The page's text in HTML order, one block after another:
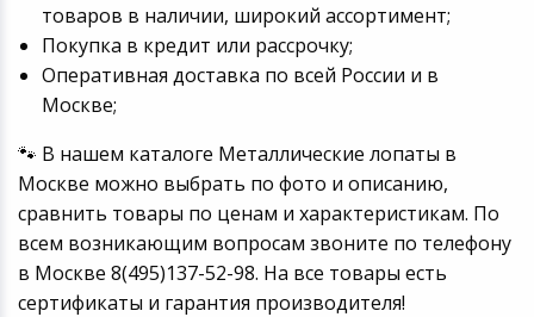
товаров в наличии, широкий ассортимент;
Покупка в кредит или рассрочку;
Оперативная доставка по всей России и в
Москве;
🐾 В нашем каталоге Металлические лопаты в
Москве можно выбрать по фото и описанию,
сравнить товары по ценам и характеристикам. По
всем возникающим вопросам звоните по телефону
в Москве 8(495)137-52-98. На все товары есть
сертификаты и гарантия производителя!